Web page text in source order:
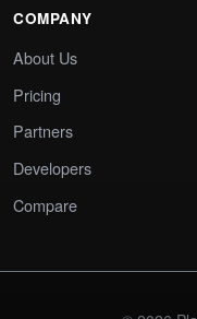
COMPANY
About Us
Pricing
Partners
Developers
Compare